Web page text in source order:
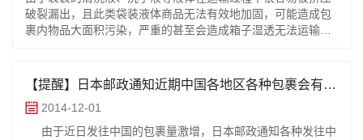
破裂漏出，且此类袋装液体商品无法有效地加固，可能造成包
裹内物品大面积污染，严重的甚至会造成箱子湿透无法运输发
【提醒】日本邮政通知近期中国各地区各种包裹会有不
同延误
2014-12-01
由于近日发往中国的包裹量激增，日本邮政通知各种发往中